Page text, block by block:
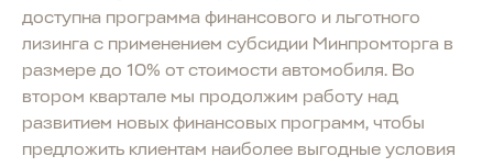
доступна программа финансового и льготного
лизинга с применением субсидии Минпромторга в
размере до 10% от стоимости автомобиля. Во
втором квартале мы продолжим работу над
развитием новых финансовых программ, чтобы
предложить клиентам наиболее выгодные условия